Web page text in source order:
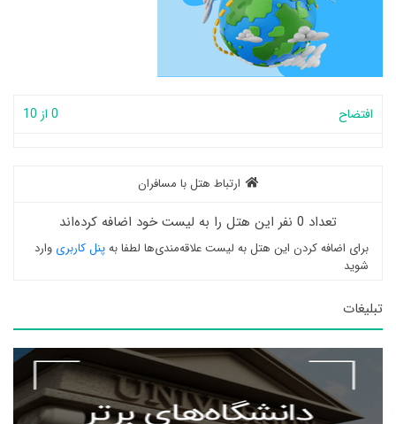
افتضاح 0 از 10
ارتباط هتل با مسافران
تعداد 0 نفر این هتل را به لیست خود اضافه کرده‌اند
برای اضافه کردن این هتل به لیست علاقه‌مندی‌ها لطفا بهپنل کاربری وارد
شوید
تبلیغات